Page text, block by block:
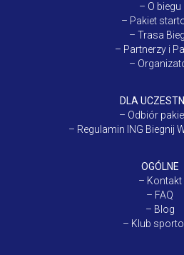
– O biegu
– Pakiet
– Trasa
– Partnerzy i
–
DLA
– Odbiór
– Regulamin ING Biegnij
OGÓLNE
– Kontakt
– FAQ
– Blog
– Klub